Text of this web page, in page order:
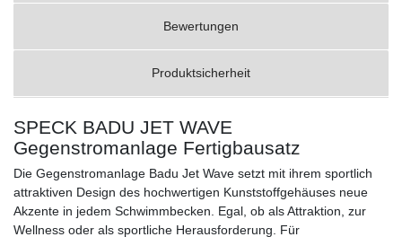
Bewertungen
Produktsicherheit
SPECK BADU JET WAVE
Gegenstromanlage Fertigbausatz
Die Gegenstromanlage Badu Jet Wave setzt mit ihrem sportlich
attraktiven Design des hochwertigen Kunststoffgehäuses neue
Akzente in jedem Schwimmbecken. Egal, ob als Attraktion, zur
Wellness oder als sportliche Herausforderung. Für